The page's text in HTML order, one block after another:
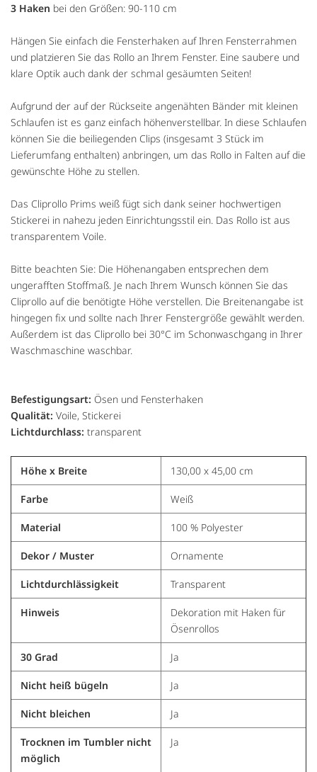
3 Haken bei den Größen: 90-110 cm
Hängen Sie einfach die Fensterhaken auf Ihren Fensterrahmen
und platzieren Sie das Rollo an Ihrem Fenster. Eine saubere und
klare Optik auch dank der schmal gesäumten Seiten!
Aufgrund der auf der Rückseite angenähten Bänder mit kleinen
Schlaufen ist es ganz einfach höhenverstellbar. In diese Schlaufen
können Sie die beiliegenden Clips (insgesamt 3 Stück im
Lieferumfang enthalten) anbringen, um das Rollo in Falten auf die
gewünschte Höhe zu stellen.
Das Cliprollo Prims weiß fügt sich dank seiner hochwertigen
Stickerei in nahezu jeden Einrichtungsstil ein. Das Rollo ist aus
transparentem Voile.
Bitte beachten Sie: Die Höhenangaben entsprechen dem
ungerafften Stoffmaß. Je nach Ihrem Wunsch können Sie das
Cliprollo auf die benötigte Höhe verstellen. Die Breitenangabe ist
hingegen fix und sollte nach Ihrer Fenstergröße gewählt werden.
Außerdem ist das Cliprollo bei 30°C im Schonwaschgang in Ihrer
Waschmaschine waschbar.
Befestigungsart: Ösen und Fensterhaken
Qualität: Voile, Stickerei
Lichtdurchlass: transparent
Höhe x Breite 130,00 x 45,00 cm
Farbe Weiß
Material 100 % Polyester
Dekor / Muster Ornamente
Lichtdurchlässigkeit Transparent
Hinweis
Dekoration mit Haken für
Ösenrollos
30 Grad Ja
Nicht heiß bügeln Ja
Nicht bleichen Ja
Trocknen im Tumbler nicht
möglich
Ja